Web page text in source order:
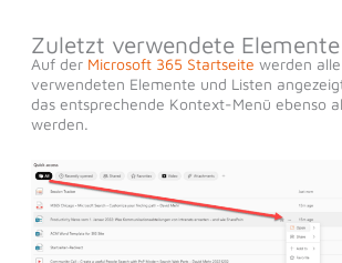
Zuletzt verwendete
Auf der Microsoft 365 Startseite werden
verwendeten Elemente und Listen
das entsprechende Kontext-Menü ebenso
werden.